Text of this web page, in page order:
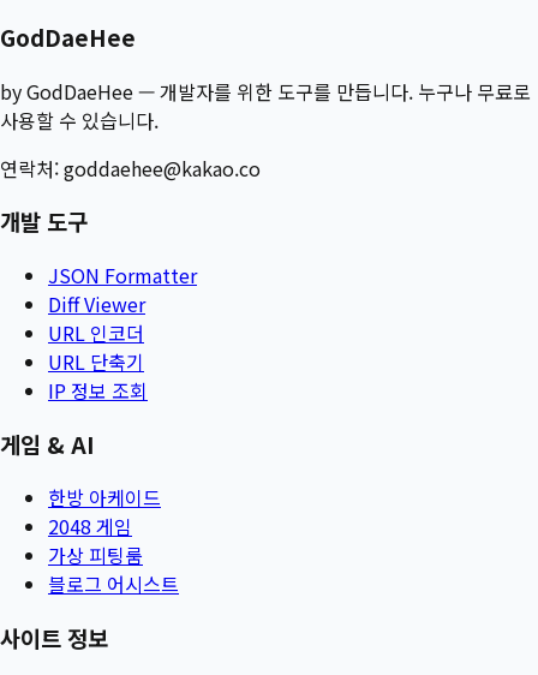
GodDaeHee
by GodDaeHee — 개발자를 위한 도구를 만듭니다. 누구나 무료로
사용할 수 있습니다.
연락처:goddaehee@kakao.co
개발 도구
JSON Formatter
Diff Viewer
URL 인코더
URL 단축기
IP 정보 조회
게임 & AI
한방 아케이드
2048 게임
가상 피팅룸
블로그 어시스트
사이트 정보